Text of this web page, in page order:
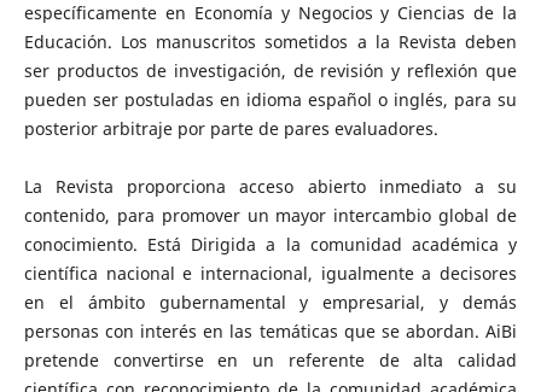
específicamente en Economía y Negocios y Ciencias de la
Educación. Los manuscritos sometidos a la Revista deben
ser productos de investigación, de revisión y reflexión que
pueden ser postuladas en idioma español o inglés, para su
posterior arbitraje por parte de pares evaluadores.
La Revista proporciona acceso abierto inmediato a su
contenido, para promover un mayor intercambio global de
conocimiento. Está Dirigida a la comunidad académica y
científica nacional e internacional, igualmente a decisores
en el ámbito gubernamental y empresarial, y demás
personas con interés en las temáticas que se abordan. AiBi
pretende convertirse en un referente de alta calidad